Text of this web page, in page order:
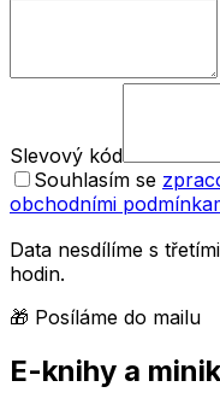
Slevový kód
Souhlasím se
obchodními
Data nesdílíme s
hodin.
🎁 Posíláme do mailu
E-knihy a